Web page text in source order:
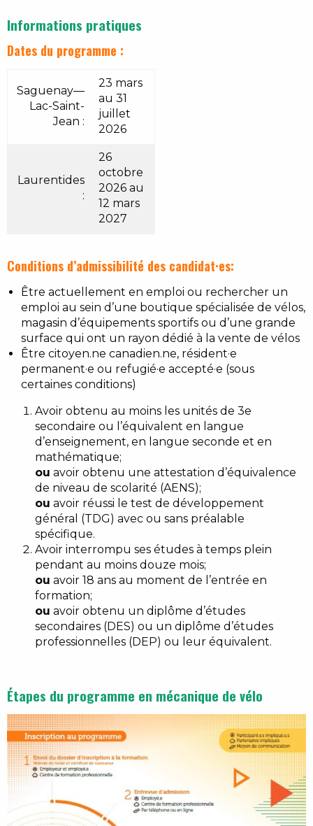
Informations pratiques
Dates du programme :
Saguenay—
Lac-Saint-
Jean :
23 mars
au 31
juillet
2026
Laurentides
:
26
octobre
2026 au
12 mars
2027
Conditions d’admissibilité des candidat·es:
Être actuellement en emploi ou rechercher un
emploi au sein d’une boutique spécialisée de vélos,
magasin d’équipements sportifs ou d’une grande
surface qui ont un rayon dédié à la vente de vélos
Être citoyen.ne canadien.ne, résident·e
permanent·e ou refugié·e accepté·e (sous
certaines conditions)
Avoir obtenu au moins les unités de 3e
secondaire ou l’équivalent en langue
d’enseignement, en langue seconde et en
mathématique;
ou avoir obtenu une attestation d’équivalence
de niveau de scolarité (AENS);
ou avoir réussi le test de développement
général (TDG) avec ou sans préalable
spécifique.
Avoir interrompu ses études à temps plein
pendant au moins douze mois;
ou avoir 18 ans au moment de l’entrée en
formation;
ou avoir obtenu un diplôme d’études
secondaires (DES) ou un diplôme d’études
professionnelles (DEP) ou leur équivalent.
Étapes du programme en mécanique de vélo